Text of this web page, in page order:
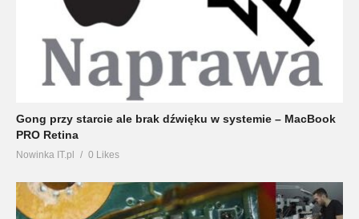
Gong przy starcie ale brak dźwięku w systemie – MacBook
PRO Retina
Nowinka IT.pl 0 Likes